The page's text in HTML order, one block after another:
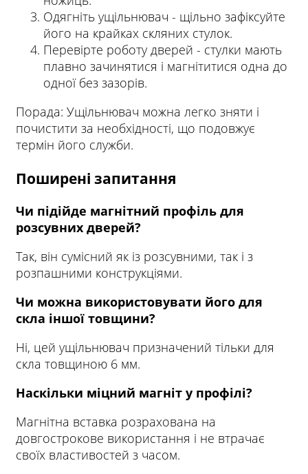
Одягніть ущільнювач - щільно зафіксуйте
його на крайках скляних стулок.
Перевірте роботу дверей - стулки мають
плавно зачинятися і магнітитися одна до
одної без зазорів.
Порада: Ущільнювач можна легко зняти і
почистити за необхідності, що подовжує
термін його служби.
Поширені запитання
Чи підійде магнітний профіль для
розсувних дверей?
Так, він сумісний як із розсувними, так і з
розпашними конструкціями.
Чи можна використовувати його для
скла іншої товщини?
Ні, цей ущільнювач призначений тільки для
скла товщиною 6 мм.
Наскільки міцний магніт у профілі?
Магнітна вставка розрахована на
довгострокове використання і не втрачає
своїх властивостей з часом.